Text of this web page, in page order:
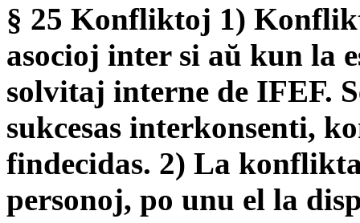
§ 25 Konfliktoj 1)
asocioj inter si aŭ kun la
solvitaj interne de IFEF.
sukcesas interkonsenti,
findecidas. 2) La
personoj, po unu el la